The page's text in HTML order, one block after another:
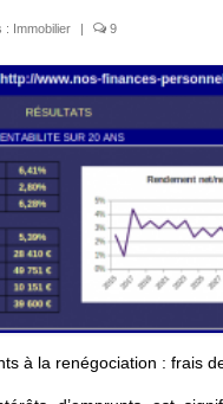
: Immobilier 9
à la renégociation : frais